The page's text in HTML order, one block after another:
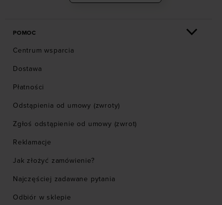
POMOC
Centrum wsparcia
Dostawa
Płatności
Odstąpienia od umowy (zwroty)
Zgłoś odstąpienie od umowy (zwrot)
Reklamacje
Jak złożyć zamówienie?
Najczęściej zadawane pytania
Odbiór w sklepie